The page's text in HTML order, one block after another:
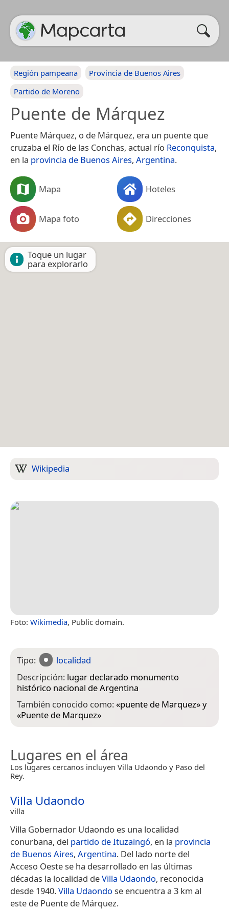
Región pampeana
Provincia de Buenos Aires
Partido de Moreno
Puente de Márquez
Puente Márquez, o de Márquez, era un puente que
cruzaba el Río de las Conchas, actual río Reconquista,
en la provincia de Buenos Aires, Argentina.
Mapa Hoteles
Mapa foto Direcciones
Toque un lugar
para explorarlo
Wikipedia
Foto: Wikimedia, Public domain.
Tipo:
localidad
Descripción: lugar declarado monumento
histórico nacional de Argentina
También conocido como:«puente de Marquez» y
«Puente de Marquez»
Lugares en el área
Los lugares cercanos incluyen Villa Udaondo y Paso del
Rey.
Villa Udaondo
villa
Villa Gobernador Udaondo es una localidad
conurbana, del partido de Ituzaingó, en la provincia
de Buenos Aires, Argentina. Del lado norte del
Acceso Oeste se ha desarrollado en las últimas
décadas la localidad deVilla Udaondo, reconocida
desde 1940.Villa Udaondo se encuentra a 3 km al
este de Puente de Márquez.